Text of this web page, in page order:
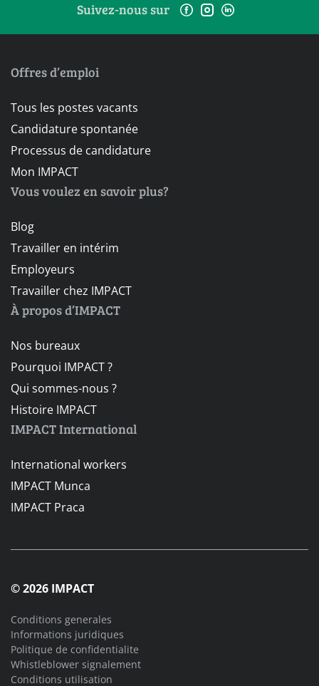
Suivez-nous sur
Offres d’emploi
Tous les postes vacants
Candidature spontanée
Processus de candidature
Mon IMPACT
Vous voulez en savoir plus?
Blog
Travailler en intérim
Employeurs
Travailler chez IMPACT
À propos d’IMPACT
Nos bureaux
Pourquoi IMPACT ?
Qui sommes-nous ?
Histoire IMPACT
IMPACT International
International workers
IMPACT Munca
IMPACT Praca
© 2026 IMPACT
Conditions generales
Informations juridiques
Politique de confidentialite
Whistleblower signalement
Conditions utilisation